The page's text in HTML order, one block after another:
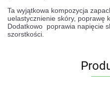
Ta wyjątkowa kompozycja
uelastycznienie skóry, poprawę
Dodatkowo poprawia napięcie
szorstkości.